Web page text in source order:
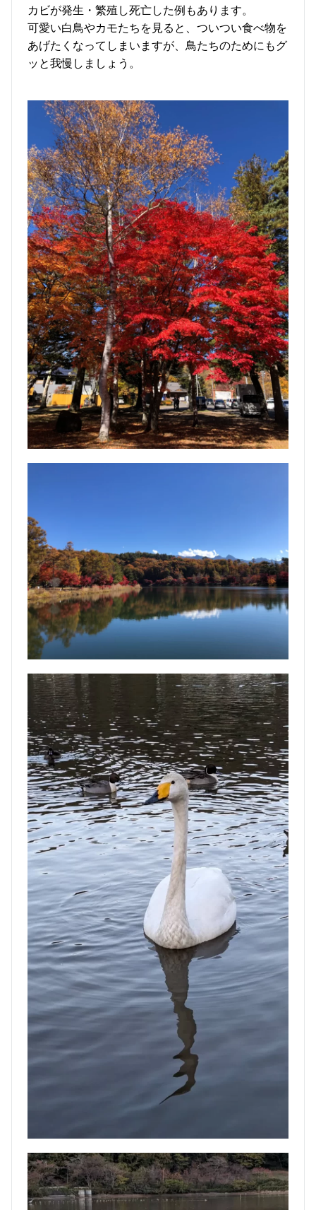
カビが発生・繁殖し死亡した例もあります。
可愛い白鳥やカモたちを見ると、ついつい食べ物を
あげたくなってしまいますが、鳥たちのためにもグ
ッと我慢しましょう。